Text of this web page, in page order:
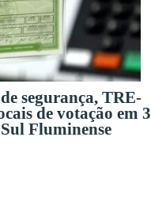
segurança, TRE-
de votação em 3
Fluminense